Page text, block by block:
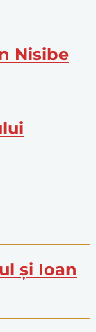
Nisibe
și Ioan